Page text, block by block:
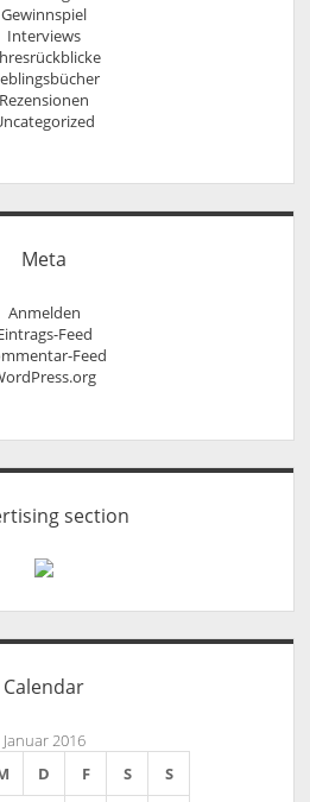
Gewinnspiel
Interviews
Rezensionen
Meta
Anmelden
Feed
Feed
section
Calendar
Januar 2016
D F S S